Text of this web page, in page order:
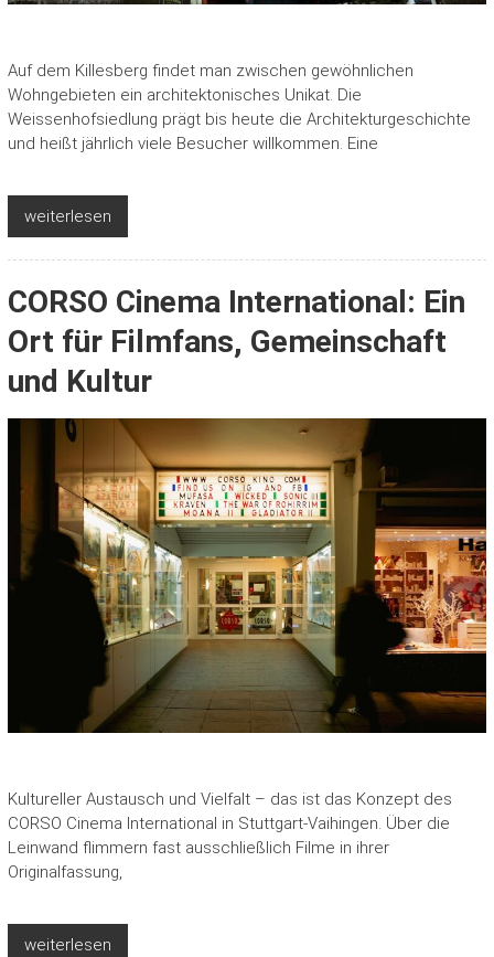
Auf dem Killesberg findet man zwischen gewöhnlichen
Wohngebieten ein architektonisches Unikat. Die
Weissenhofsiedlung prägt bis heute die Architekturgeschichte
und heißt jährlich viele Besucher willkommen. Eine
weiterlesen
CORSO Cinema International: Ein
Ort für Filmfans, Gemeinschaft
und Kultur
Kultureller Austausch und Vielfalt – das ist das Konzept des
CORSO Cinema International in Stuttgart-Vaihingen. Über die
Leinwand flimmern fast ausschließlich Filme in ihrer
Originalfassung,
weiterlesen